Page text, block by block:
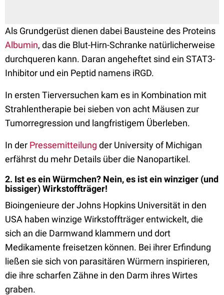
Als Grundgerüst dienen dabei Bausteine des Proteins
Albumin, das die Blut-Hirn-Schranke natürlicherweise
durchqueren kann. Daran angeheftet sind ein STAT3-
Inhibitor und ein Peptid namens iRGD.
In ersten Tierversuchen kam es in Kombination mit
Strahlentherapie bei sieben von acht Mäusen zur
Tumorregression und langfristigem Überleben.
In der Pressemitteilung der University of Michigan
erfährst du mehr Details über die Nanopartikel.
2. Ist es ein Würmchen? Nein, es ist ein winziger (und
bissiger) Wirkstoffträger!
Bioingenieure der Johns Hopkins Universität in den
USA haben winzige Wirkstoffträger entwickelt, die
sich an die Darmwand klammern und dort
Medikamente freisetzen können. Bei ihrer Erfindung
ließen sie sich von parasitären Würmern inspirieren,
die ihre scharfen Zähne in den Darm ihres Wirtes
graben.